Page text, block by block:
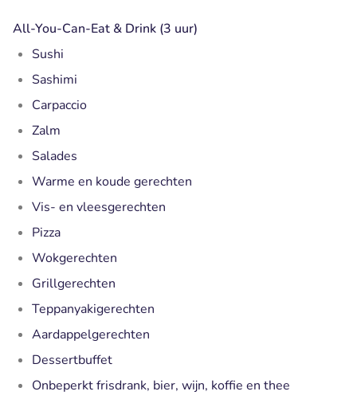
All-You-Can-Eat & Drink (3 uur)
Sushi
Sashimi
Carpaccio
Zalm
Salades
Warme en koude gerechten
Vis- en vleesgerechten
Pizza
Wokgerechten
Grillgerechten
Teppanyakigerechten
Aardappelgerechten
Dessertbuffet
Onbeperkt frisdrank, bier, wijn, koffie en thee